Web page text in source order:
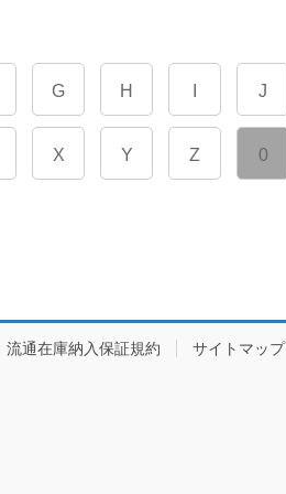
G H J
X Y Z 0
流通在庫納入保証規約 サイトマップ